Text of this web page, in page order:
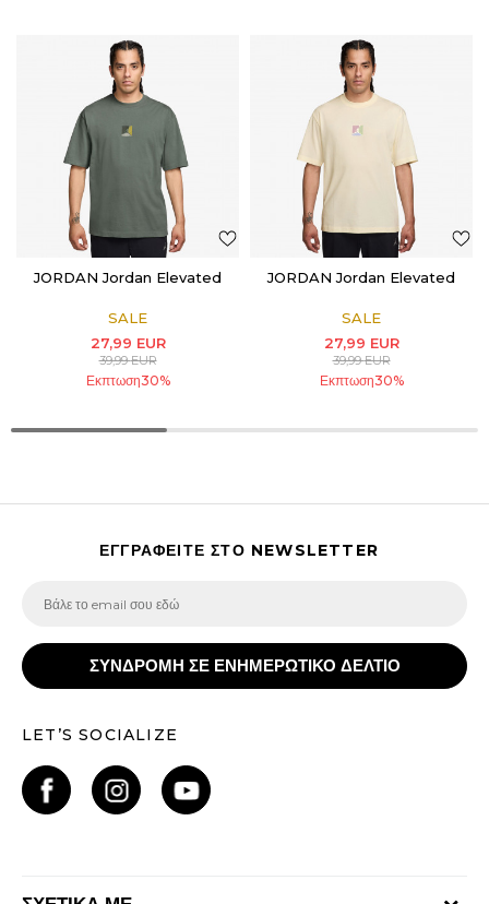
JORDAN Jordan Elevated
SALE
27,99 EUR
39,99EUR
Εκπτωση30%
JORDAN Jordan Elevated
SALE
27,99 EUR
39,99EUR
Εκπτωση30%
ΕΓΓΡΑΦΕΙΤΕ ΣΤΟ NEWSLETTER
ΣΥΝΔΡΟΜΗ ΣΕ ΕΝΗΜΕΡΩΤΙΚΟ ΔΕΛΤΙΟ
LET’S SOCIALIZE